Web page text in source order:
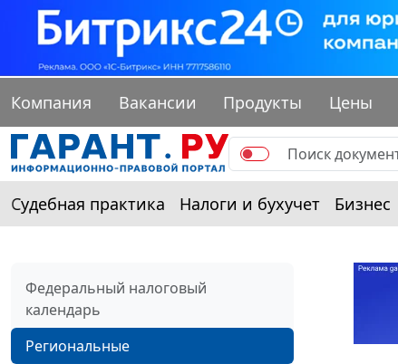
Компания Вакансии Продукты Цены
Судебная практика Налоги и бухучет Бизнес
Федеральный налоговый
календарь
Региональные